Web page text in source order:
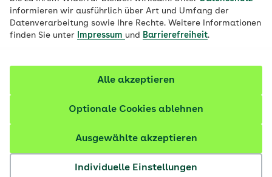
informieren wir ausführlich über Art und Umfang der
Datenverarbeitung sowie Ihre Rechte. Weitere Informationen
finden Sie unter
Impressum und Barrierefreiheit.
Individuelle Einstellungen
Ausgewählte akzeptieren
Optionale Cookies ablehnen
Alle akzeptieren
Ihnen stehen dafür folgende Möglichkeiten zur
1. Über Ihr elektronisches Bürger- und
Nutzen Sie Ihrelektronisches Bürger- und
Organisationenpostfach (eBO)
Widerspruches in elektronischer Form. Schicken Sie
den Widerspruch an das besondere elektronische
Behördenpostfach (beBPo) der AOK Baden-